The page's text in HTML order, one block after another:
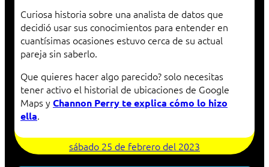
Curiosa historia sobre una analista de datos que
decidió usar sus conocimientos para entender en
cuantísimas ocasiones estuvo cerca de su actual
pareja sin saberlo.
Que quieres hacer algo parecido? solo necesitas
tener activo el historial de ubicaciones de Google
Maps y Channon Perry te explica cómo lo hizo
ella.
sábado 25 de febrero del 2023